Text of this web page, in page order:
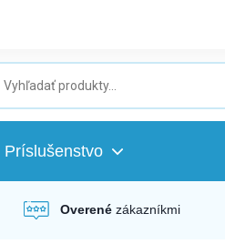
Príslušenstvo
Overené zákazníkmi